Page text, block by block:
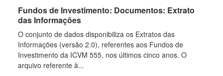
Fundos de Investimento: Documentos: Extrato
das Informações
O conjunto de dados disponibiliza os Extratos das
Informações (versão 2.0), referentes aos Fundos de
Investimento da ICVM 555, nos últimos cinco anos. O
arquivo referente à...